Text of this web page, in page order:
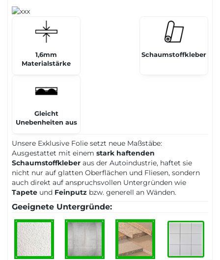
1,6mm
Materialstärke
Schaumstoffkleber
Gleicht
Unebenheiten aus
Unsere Exklusive Folie setzt neue Maßstäbe:
Ausgestattet mit einem stark haftenden
Schaumstoffkleber aus der Autoindustrie, haftet sie
nicht nur auf glatten Oberflächen und Fliesen, sondern
auch direkt auf anspruchsvollen Untergründen wie
Tapete und Feinputz bzw. generell an Wänden.
Geeignete Untergründe: